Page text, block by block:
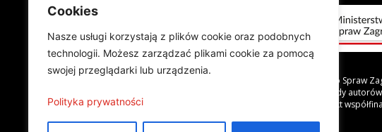
Cookies
Nasze usługi korzystają z plików cookie oraz podobnych
technologii. Możesz zarządzać plikami cookie za pomocą
swojej przeglądarki lub urządzenia.
Polityka prywatności
Projekt finansowany przez Ministerstwo Spraw
Publikacja wyraża jedynie poglądy
Projekt